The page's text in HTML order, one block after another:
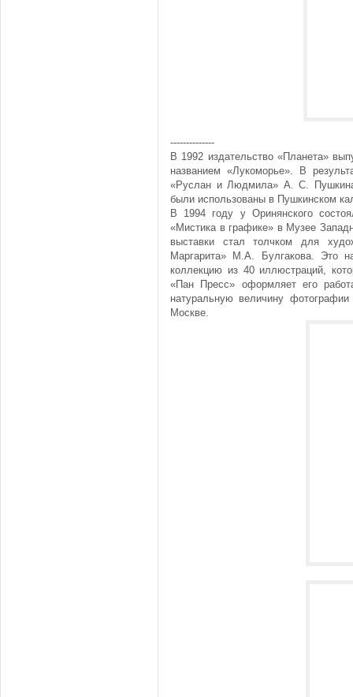
--------------
В 1992 издательство «Планета»
названием «Лукоморье». В
«Руслан и Людмила» А. С. Пушкина
были использованы в Пушкинском
В 1994 году у Оринянского
«Мистика в графике» в Музее
выставки стал толчком для
Маргарита» М.А. Булгакова. Это
коллекцию из 40 иллюстраций,
«Пан Пресс» оформляет его
натуральную величину
Москве.